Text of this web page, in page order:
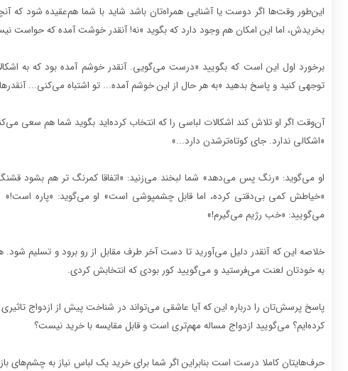
این‌طور وقت‌ها اگر دوست یا آشنایی همراه‌تان باشد شاید با شما هم‌عقیده شود که
بخریدش، اما این امکان هم وجود دارد که بگوید «نه! آنقدر خوشت آمده که
برخورد اول این است که بگویید «درست می‌گویی. آنقدر خوشم آمده بود که به
توجهی کنید و پاسخ بدهید «به هر حال از این خوشم آمده... تو اشتباه می‌کنی...
آن‌وقت اگر او تلاش کند اشکالات لباسی را که انتخاب کرده‌اید بگوید شما هم سعی
«اشکالی ندارد. جای کوتاه‌تر‌شدن دارد...»
او می‌گوید: «رنگ پس می‌دهد» شما لبخند می‌زنید: «اتفاقا کمرنگ تر هم بشود
«خیاطش کمی بی‌دقتی کرده، اما قابل چشمپوشی است» او می‌گوید: «پاره
می‌گویید: «خب رژیم می‌گیرم!»
خلاصه این که آنقدر دلیل می‌آورید تا دست آخر طرف مقابل از رو برود و تسلیم
به خودتان لعنت می‌فرستید و می‌گویید کور بودی که انتخابش کردی.
پاسخ پرسش‌تان را درباره این که آیا عاشقی می‌تواند در شناخت پیش از ازدواج
کرده‌ایم‌؟ می‌گویید ازدواج مساله مهم‌تری است و قابل مقایسه با خرید نیست؟
حرف‌هایتان کاملا درست است بنابراین اگر شما برای خرید یک لباس نیاز به چشم‌های